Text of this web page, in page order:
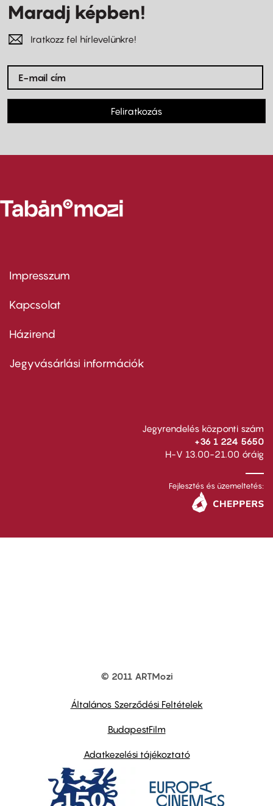
Maradj képben!
Iratkozz fel hírlevelünkre!
Feliratkozás
Footer
first
Impresszum
Kapcsolat
Footer
second
Házirend
Jegyvásárlási információk
Jegyrendelés központi szám
+36 1 224 5650
H-V 13.00-21.00 óráig
Fejlesztés és üzemeltetés:
© 2011 ARTMozi
Általános Szerződési Feltételek
BudapestFilm
Adatkezelési tájékoztató